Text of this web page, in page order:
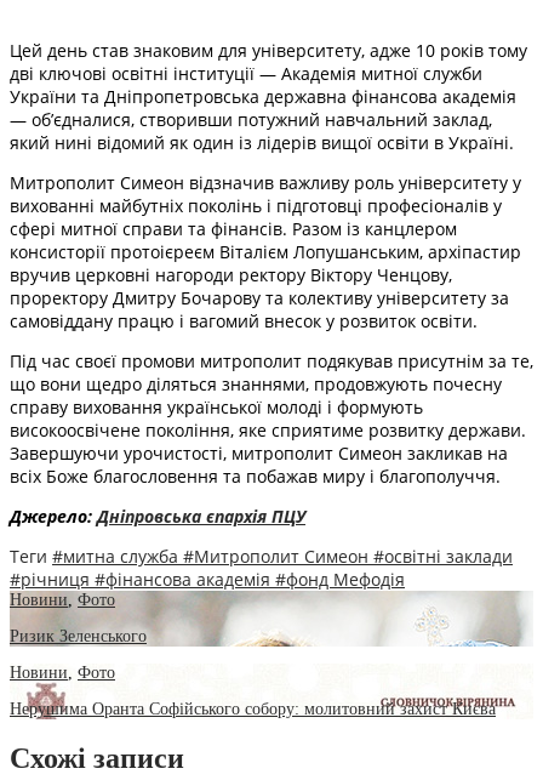
Цей день став знаковим для університету, адже 10 років тому
дві ключові освітні інституції — Академія митної служби
України та Дніпропетровська державна фінансова академія
— об’єдналися, створивши потужний навчальний заклад,
який нині відомий як один із лідерів вищої освіти в Україні.
Митрополит Симеон відзначив важливу роль університету у
вихованні майбутніх поколінь і підготовці професіоналів у
сфері митної справи та фінансів. Разом із канцлером
консисторії протоієреєм Віталієм Лопушанським, архіпастир
вручив церковні нагороди ректору Віктору Ченцову,
проректору Дмитру Бочарову та колективу університету за
самовіддану працю і вагомий внесок у розвиток освіти.
Під час своєї промови митрополит подякував присутнім за те,
що вони щедро діляться знаннями, продовжують почесну
справу виховання української молоді і формують
високоосвічене покоління, яке сприятиме розвитку держави.
Завершуючи урочистості, митрополит Симеон закликав на
всіх Боже благословення та побажав миру і благополуччя.
Джерело:Дніпровська єпархія ПЦУ
Теги #митна служба #Митрополит Симеон #освітні заклади
#річниця #фінансова академія #фонд Мефодія
Новини Фото
Ризик Зеленського
Новини Фото
Нерушима Оранта Софійського собору: молитовний захист Києва
Схожі записи